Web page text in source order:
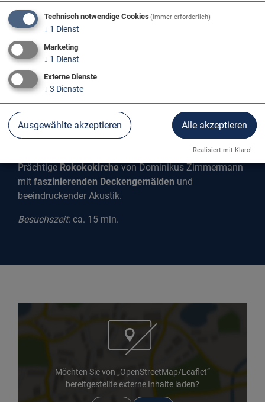
FRAUENKIRCHE GÜNZBURG
PrächtigeRokokokirchevon Dominikus Zimmermann
mit faszinierenden Deckengemälden und
beeindruckender Akustik.
Besuchszeit: ca. 15 min.
Möchten Sie von „OpenStreetMap/Leaflet“
bereitgestellte externe Inhalte laden?
Technisch notwendige Cookies(immer erforderlich)
↓ 1 Dienst
Marketing
↓ 1 Dienst
Externe Dienste
↓ 3 Dienste
Ausgewählte akzeptieren Alle akzeptieren
Realisiert mit Klaro!